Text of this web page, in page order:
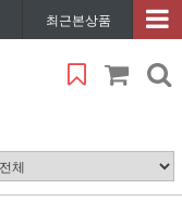
최근본상품